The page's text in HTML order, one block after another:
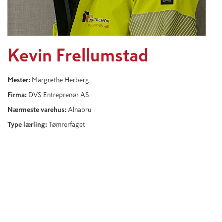
Kevin Frellumstad
Mester: Margrethe Herberg
Firma: DVS Entreprenør AS
Nærmeste varehus: Alnabru
Type lærling: Tømrerfaget